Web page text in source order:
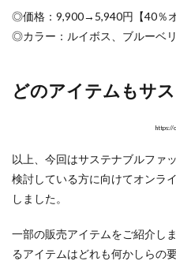
◎価格：9,900→5,940円【40％オ
◎カラー：ルイボス、ブルーベ
どのアイテムもサ
https://
以上、今回はサステナブルファ
検討している方に向けてオンラ
しました。
一部の販売アイテムをご紹介し
るアイテムはどれも何かしらの